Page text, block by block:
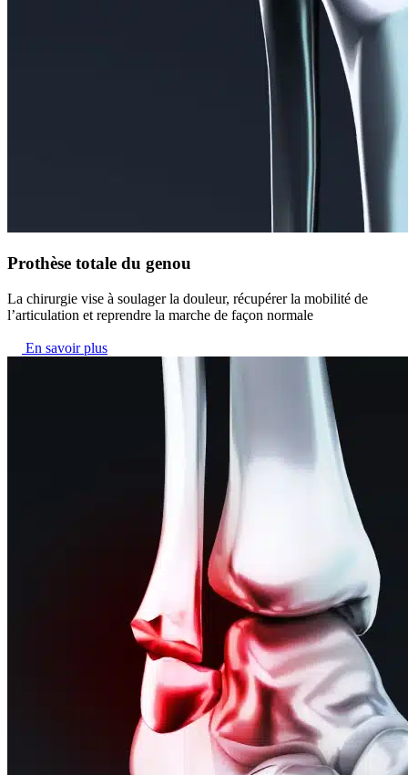
Prothèse totale du genou
La chirurgie vise à soulager la douleur, récupérer la mobilité de
l’articulation et reprendre la marche de façon normale
En savoir plus